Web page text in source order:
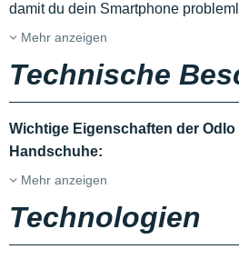
damit du dein Smartphone
Mehr anzeigen
Technische
Wichtige Eigenschaften der Odlo
Handschuhe:
Mehr anzeigen
Technologien